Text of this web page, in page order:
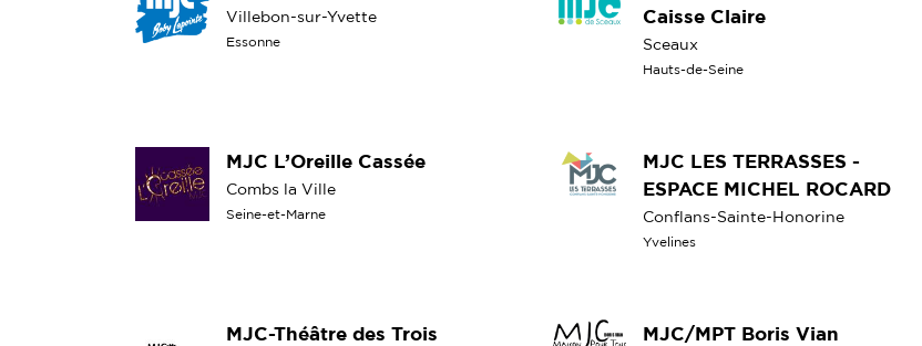
Villebon-sur-Yvette
Essonne
Caisse Claire
Sceaux
Hauts-de-Seine
MJC L’Oreille Cassée
Combs la Ville
Seine-et-Marne
MJC LES TERRASSES -
ESPACE MICHEL ROCARD
Conflans-Sainte-Honorine
Yvelines
MJC-Théâtre des Trois
MJC/MPT Boris Vian